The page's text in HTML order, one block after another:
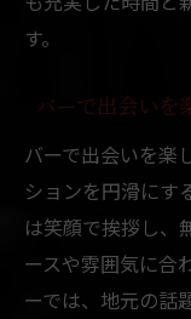
す。
バーで出会いを
バーで出会いを楽
ションを円滑にす
は笑顔で挨拶し、
ースや雰囲気に合
ーでは、地元の話